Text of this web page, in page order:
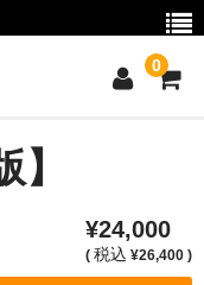
0
¥24,000
( 税込 ¥26,400 )